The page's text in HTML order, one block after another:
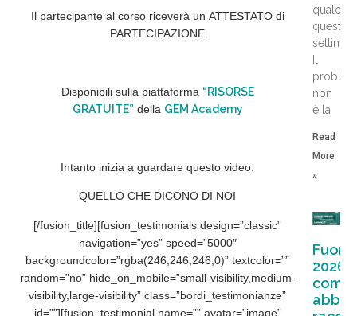
Il partecipante al corso riceverà un ATTESTATO di
PARTECIPAZIONE
Disponibili sulla piattaforma “RISORSE
GRATUITE” della GEM Academy
Intanto inizia a guardare questo video:
QUELLO CHE DICONO DI NOI
[/fusion_title][fusion_testimonials design=”classic”
navigation=”yes” speed=”5000″
backgroundcolor=”rgba(246,246,246,0)” textcolor=””
random=”no” hide_on_mobile=”small-visibility,medium-
visibility,large-visibility” class=”bordi_testimonianze”
id=””][fusion_testimonial name=”” avatar=”image”
questa
Il
non
è la
Read
More
»
2026:
come